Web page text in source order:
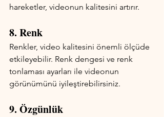
hareketler, videonun kalitesini artırır.
8. Renk
Renkler, video kalitesini önemli ölçüde
etkileyebilir. Renk dengesi ve renk
tonlaması ayarları ile videonun
görünümünü iyileştirebilirsiniz.
9. Özgünlük